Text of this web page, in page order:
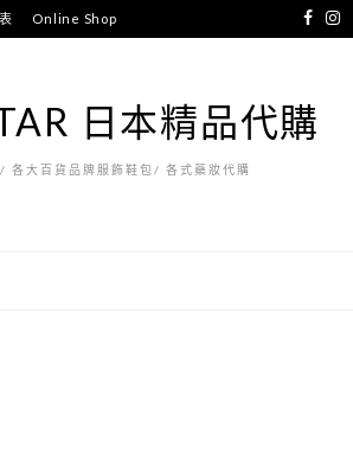
Online Shop
日本精品代購
各大百貨品牌服飾鞋包/ 各式藥妝代購